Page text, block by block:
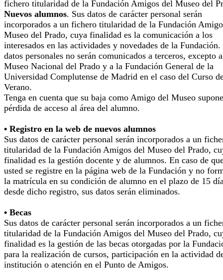
fichero titularidad de la Fundación Amigos del Museo del
Nuevos alumnos. Sus datos de carácter personal serán
incorporados a un fichero titularidad de la Fundación
Museo del Prado, cuya finalidad es la comunicación a los
interesados en las actividades y novedades de la Fundación.
datos personales no serán comunicados a terceros, excepto
Museo Nacional del Prado y a la Fundación General de la
Universidad Complutense de Madrid en el caso del Curso
Verano.
Tenga en cuenta que su baja como Amigo del Museo
pérdida de acceso al área del alumno.
• Registro en la web de nuevos alumnos
Sus datos de carácter personal serán incorporados a un
titularidad de la Fundación Amigos del Museo del Prado,
finalidad es la gestión docente y de alumnos. En caso de
usted se registre en la página web de la Fundación y no
la matrícula en su condición de alumno en el plazo de 15
desde dicho registro, sus datos serán eliminados.
• Becas
Sus datos de carácter personal serán incorporados a un
titularidad de la Fundación Amigos del Museo del Prado,
finalidad es la gestión de las becas otorgadas por la
para la realización de cursos, participación en la actividad
institución o atención en el Punto de Amigos.